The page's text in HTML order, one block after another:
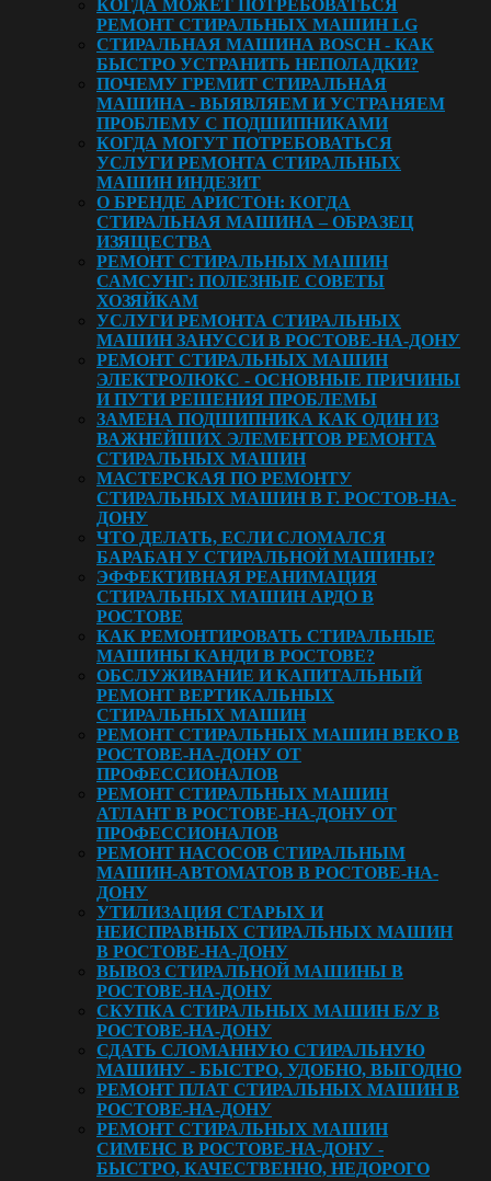
КОГДА МОЖЕТ ПОТРЕБОВАТЬСЯ
РЕМОНТ СТИРАЛЬНЫХ МАШИН LG
СТИРАЛЬНАЯ МАШИНА BOSCH - КАК
БЫСТРО УСТРАНИТЬ НЕПОЛАДКИ?
ПОЧЕМУ ГРЕМИТ СТИРАЛЬНАЯ
МАШИНА - ВЫЯВЛЯЕМ И УСТРАНЯЕМ
ПРОБЛЕМУ С ПОДШИПНИКАМИ
КОГДА МОГУТ ПОТРЕБОВАТЬСЯ
УСЛУГИ РЕМОНТА СТИРАЛЬНЫХ
МАШИН ИНДЕЗИТ
О БРЕНДЕ АРИСТОН: КОГДА
СТИРАЛЬНАЯ МАШИНА – ОБРАЗЕЦ
ИЗЯЩЕСТВА
РЕМОНТ СТИРАЛЬНЫХ МАШИН
САМСУНГ: ПОЛЕЗНЫЕ СОВЕТЫ
ХОЗЯЙКАМ
УСЛУГИ РЕМОНТА СТИРАЛЬНЫХ
МАШИН ЗАНУССИ В РОСТОВЕ-НА-ДОНУ
РЕМОНТ СТИРАЛЬНЫХ МАШИН
ЭЛЕКТРОЛЮКС - ОСНОВНЫЕ ПРИЧИНЫ
И ПУТИ РЕШЕНИЯ ПРОБЛЕМЫ
ЗАМЕНА ПОДШИПНИКА КАК ОДИН ИЗ
ВАЖНЕЙШИХ ЭЛЕМЕНТОВ РЕМОНТА
СТИРАЛЬНЫХ МАШИН
МАСТЕРСКАЯ ПО РЕМОНТУ
СТИРАЛЬНЫХ МАШИН В Г. РОСТОВ-НА-
ДОНУ
ЧТО ДЕЛАТЬ, ЕСЛИ СЛОМАЛСЯ
БАРАБАН У СТИРАЛЬНОЙ МАШИНЫ?
ЭФФЕКТИВНАЯ РЕАНИМАЦИЯ
СТИРАЛЬНЫХ МАШИН АРДО В
РОСТОВЕ
КАК РЕМОНТИРОВАТЬ СТИРАЛЬНЫЕ
МАШИНЫ КАНДИ В РОСТОВЕ?
ОБСЛУЖИВАНИЕ И КАПИТАЛЬНЫЙ
РЕМОНТ ВЕРТИКАЛЬНЫХ
СТИРАЛЬНЫХ МАШИН
РЕМОНТ СТИРАЛЬНЫХ МАШИН ВЕКО В
РОСТОВЕ-НА-ДОНУ ОТ
ПРОФЕССИОНАЛОВ
РЕМОНТ СТИРАЛЬНЫХ МАШИН
АТЛАНТ В РОСТОВЕ-НА-ДОНУ ОТ
ПРОФЕССИОНАЛОВ
РЕМОНТ НАСОСОВ СТИРАЛЬНЫМ
МАШИН-АВТОМАТОВ В РОСТОВЕ-НА-
ДОНУ
УТИЛИЗАЦИЯ СТАРЫХ И
НЕИСПРАВНЫХ СТИРАЛЬНЫХ МАШИН
В РОСТОВЕ-НА-ДОНУ
ВЫВОЗ СТИРАЛЬНОЙ МАШИНЫ В
РОСТОВЕ-НА-ДОНУ
СКУПКА СТИРАЛЬНЫХ МАШИН Б/У В
РОСТОВЕ-НА-ДОНУ
СДАТЬ СЛОМАННУЮ СТИРАЛЬНУЮ
МАШИНУ - БЫСТРО, УДОБНО, ВЫГОДНО
РЕМОНТ ПЛАТ СТИРАЛЬНЫХ МАШИН В
РОСТОВЕ-НА-ДOНУ
РЕМОНТ СТИРАЛЬНЫХ МАШИН
СИМЕНС В РОСТОВЕ-НА-ДОНУ -
БЫСТРО, КАЧЕСТВЕННО, НЕДОРОГО